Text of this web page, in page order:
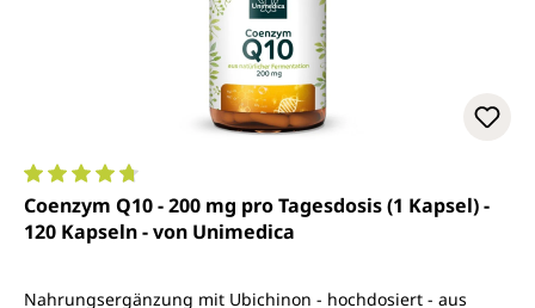
Durchschnittliche Bewertung von 4.8 von 5 Sternen
Coenzym Q10 - 200 mg pro Tagesdosis (1 Kapsel) -
120 Kapseln - von Unimedica
Nahrungsergänzung mit Ubichinon - hochdosiert - aus